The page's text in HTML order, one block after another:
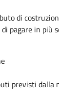
di
pagare in più
previsti dalla